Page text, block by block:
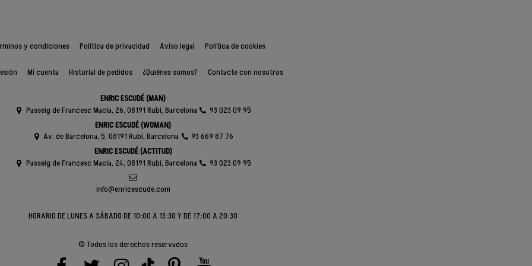
y condiciones Política de privacidad Aviso legal Política de cookies
Mi cuenta Historial de pedidos ¿Quiénes somos? Contacte con nosotros
ENRIC ESCUDÉ (MAN)
Passeig de Francesc Macià, 26, 08191 Rubí, Barcelona
93 023 09 95
ENRIC ESCUDÉ (WOMAN)
Av. de Barcelona, 5, 08191 Rubí, Barcelona
93 669 87 76
ENRIC ESCUDÉ (ACTITUD)
Passeig de Francesc Macià, 24, 08191 Rubí, Barcelona
93 023 09 95
info@enricescude.com
HORARIO DE LUNES A SÁBADO DE 10:00 A 13:30 Y DE 17:00 A 20:30
© Todos los derechos reservados